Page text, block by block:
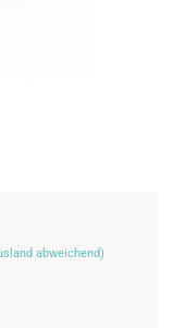
abweichend)